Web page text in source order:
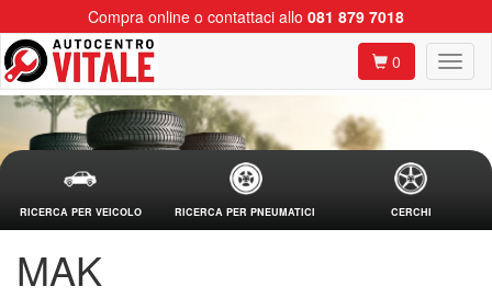
Compra online o contattaci allo 081 879 7018
0
RICERCA PER VEICOLO RICERCA PER PNEUMATICI CERCHI
MAK